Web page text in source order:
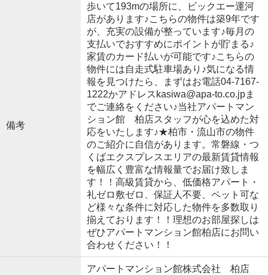
備考
歩いて193mの場所に、ビックエー運河
店があります♪こちらの物件は築9年です
が、充実の設備が整っています♪毎月の
支払いでおすすめにポイントが貯まる♪
家賃のカード払いが可能です♪こちらの
物件には自走式駐車場あり♪気になる情
報を見つけたら、まずはお電話04-7167-
1222かアドレスkasiwa@apa-to.co.jpま
でご連絡をください♪当社アパートマン
ション館 柏店スタッフが心を込めた対
応をいたします♪★柏市・流山市の物件
のご紹介に自信があります。常磐線・つ
くばエクスプレスエリアの最新賃貸情報
を幅広く豊富な情報量でお届け致しま
す！！高級賃貸から、低価格アパート・
礼ゼロ敷ゼロ、保証人不要、ペット可な
ど様々な条件に対応した物件を多数取り
揃えております！！理想のお部屋探しは
ぜひアパートマンション館柏店にお問い
合わせください！！
アパートマンション館株式会社 柏店